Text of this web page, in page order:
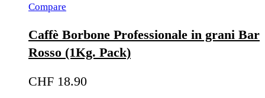
Compare
Caffè Borbone Professionale in grani Bar
Rosso (1Kg. Pack)
CHF 18.90